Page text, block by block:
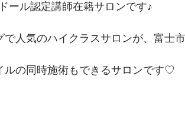
ール認定講師在籍サロンです♪
人気のハイクラスサロンが、富士
ルの同時施術もできるサロンです♡